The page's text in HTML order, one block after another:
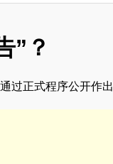
”？
过正式程序公开